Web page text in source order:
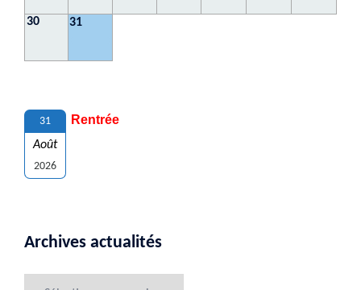
30 31
31
Août
2026
Rentrée
Archives actualités